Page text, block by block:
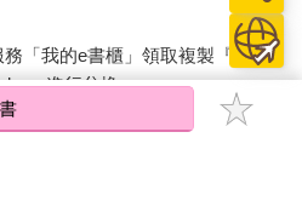
「我的e書櫃」領取複製『兌換
進行兌換。
購買的電子書僅能以金石堂專屬